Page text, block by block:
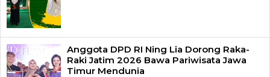
Anggota DPD RI Ning Lia Dorong Raka-
Raki Jatim 2026 Bawa Pariwisata Jawa
Timur Mendunia